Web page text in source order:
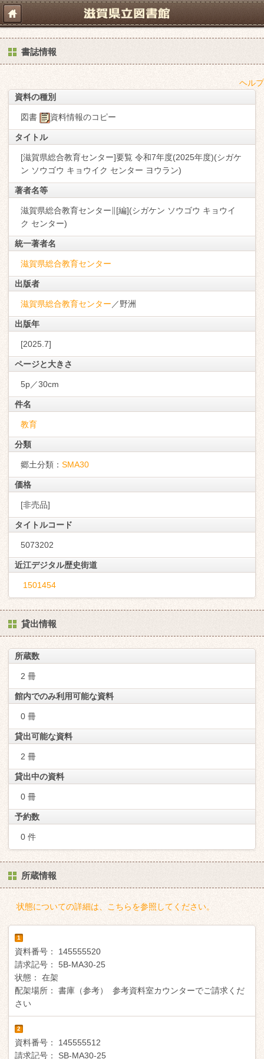
書誌情報
ヘルプ
資料の種別
図書 資料情報のコピー
タイトル
[滋賀県総合教育センター]要覧 令和7年度(2025年度)(シガケ
ン ソウゴウ キョウイク センター ヨウラン)
著者名等
滋賀県総合教育センター∥[編](シガケン ソウゴウ キョウイ
ク センター)
統一著者名
滋賀県総合教育センター
出版者
滋賀県総合教育センター ／野洲
出版年
[2025.7]
ページと大きさ
5p／30cm
件名
教育
分類
郷土分類： SMA30
価格
[非売品]
タイトルコード
5073202
近江デジタル歴史街道
1501454
貸出情報
所蔵数
2 冊
館内でのみ利用可能な資料
0 冊
貸出可能な資料
2 冊
貸出中の資料
0 冊
予約数
0 件
所蔵情報
状態についての詳細は、こちらを参照してください。
1
資料番号：
145555520
請求記号：
5B-MA30-25
状態：
在架
配架場所：
書庫（参考） 参考資料室カウンターでご請求くだ
さい
2
資料番号：
145555512
請求記号：
SB-MA30-25